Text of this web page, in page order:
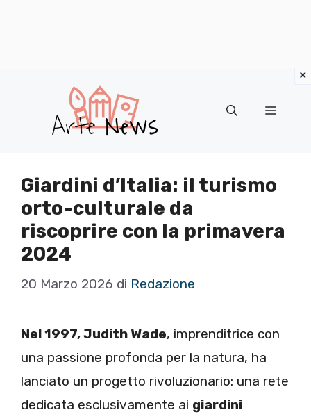
contenuto
Menu
Giardini d’Italia: il turismo
orto-culturale da
riscoprire con la primavera
2024
20 Marzo 2026 di Redazione
Nel 1997, Judith Wade, imprenditrice con
una passione profonda per la natura, ha
lanciato un progetto rivoluzionario: una rete
dedicata esclusivamente ai giardini
×